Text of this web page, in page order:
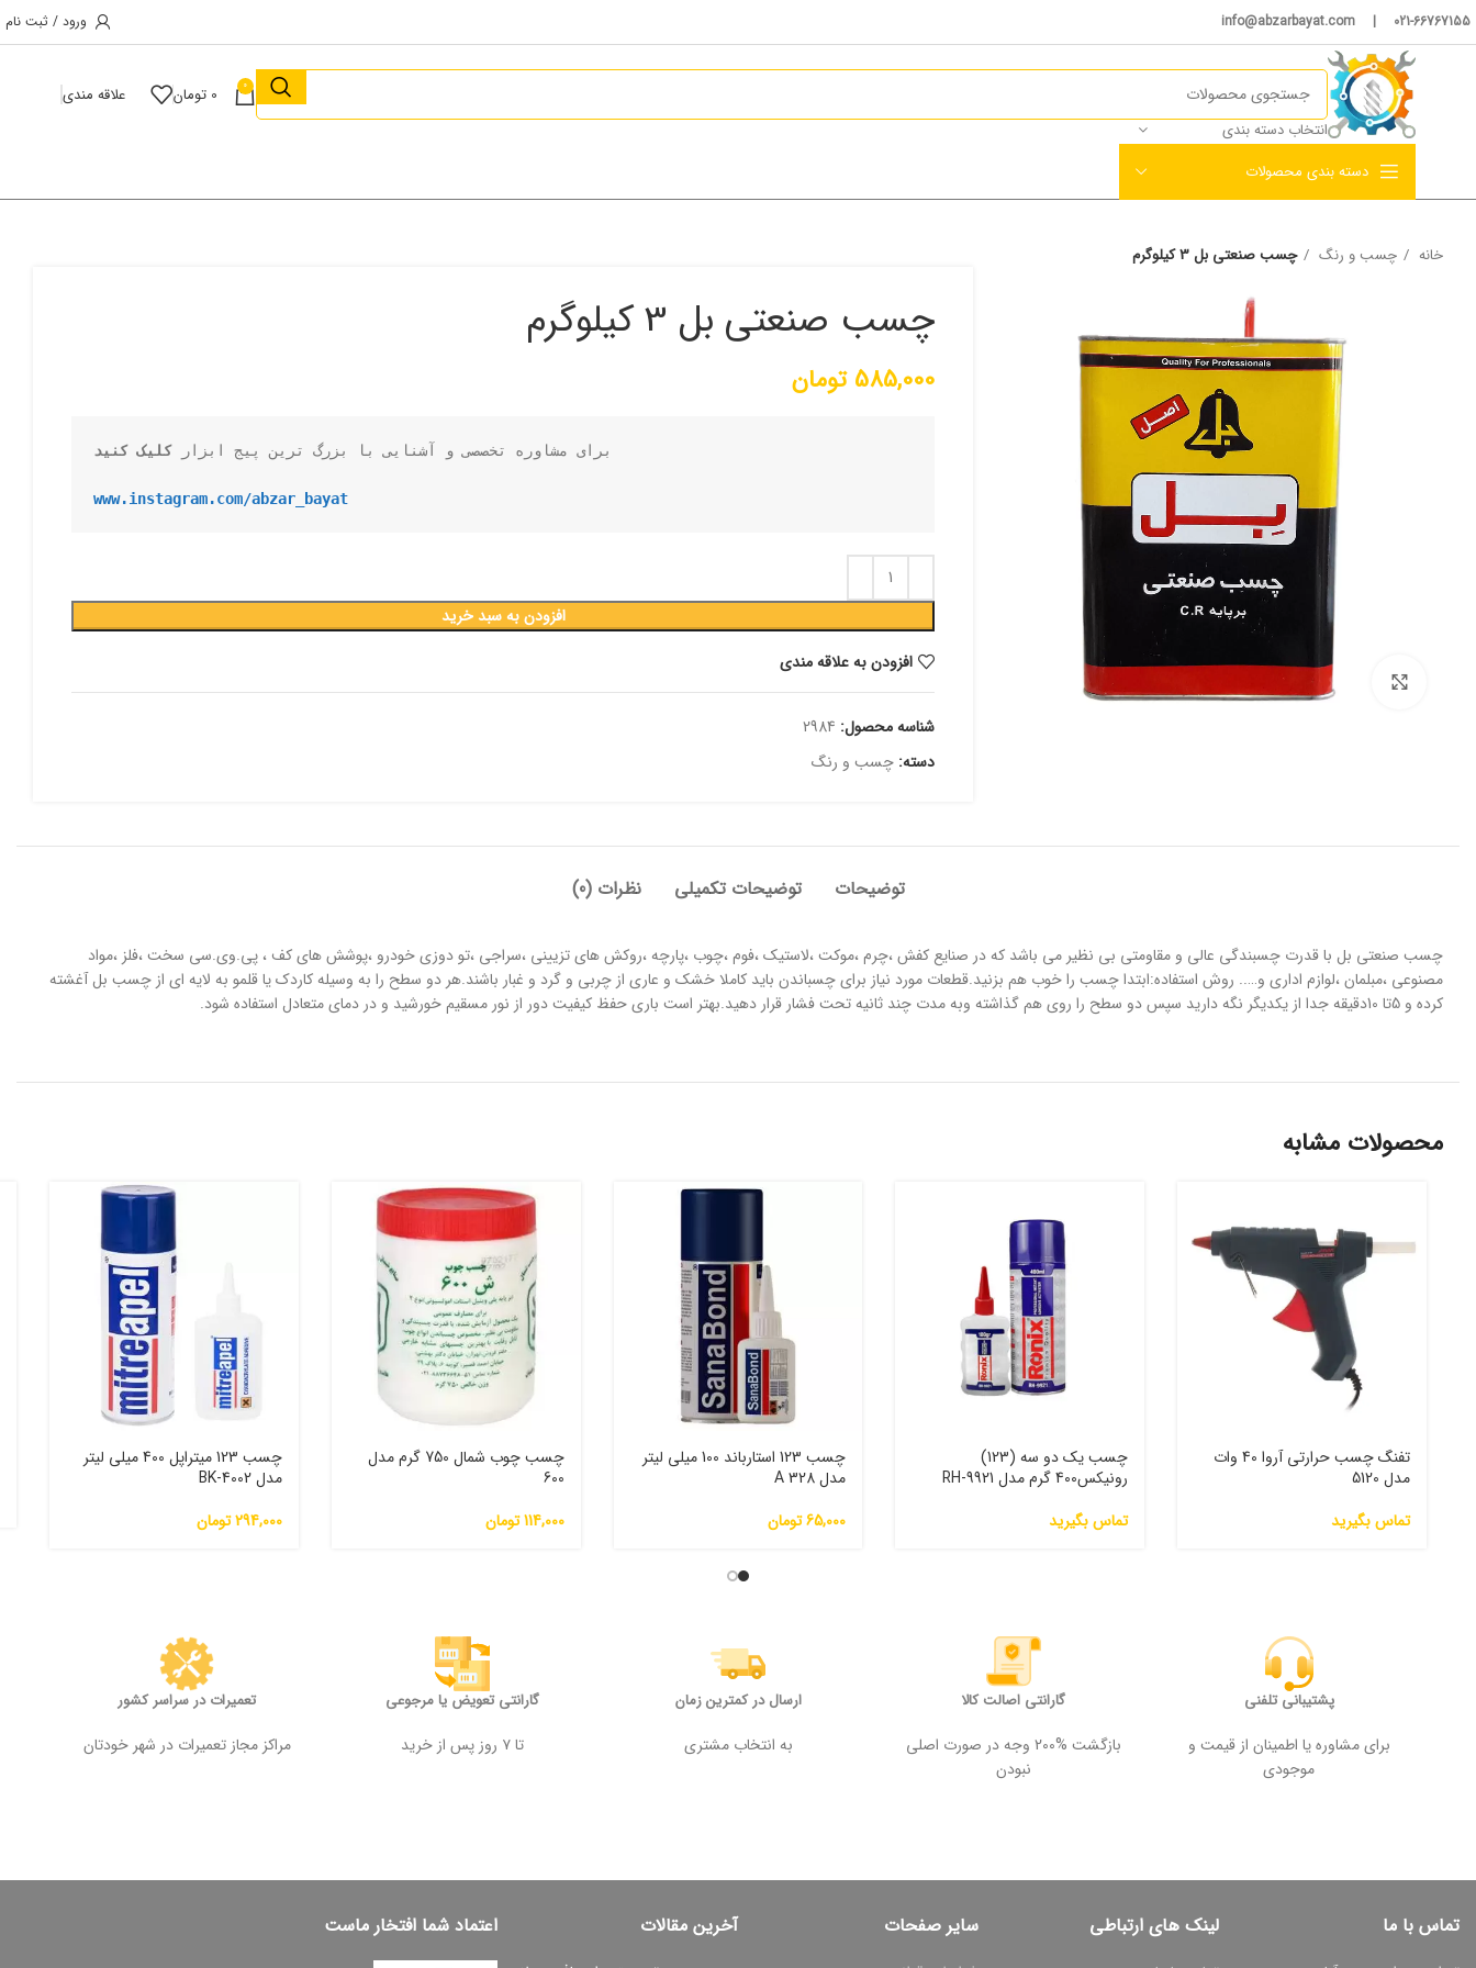
021-66767155 | info@abzarbayat.com ورود / ثبت نام
انتخاب دسته بندی
0
0 تومان علاقه مندی
دسته بندی محصولات
خانه چسب و رنگ چسب صنعتی بل 3 کیلوگرم
برای بزرگنمایی کلیک کنید
چسب صنعتی بل 3 کیلوگرم
585,000 تومان
برای مشاوره تخصصی و آشنایی با بزرگ ترین پیج ابزار کلیک کنید
www.instagram.com/abzar_bayat
افزودن به سبد خرید
افزودن به علاقه مندی
شناسه محصول: 2984
دسته: چسب و رنگ
توضیحات توضیحات تکمیلی نظرات (0)
چسب صنعتی بل با قدرت چسبندگی عالی و مقاومتی بی نظیر می باشد که در صنایع کفش ،چرم ،موکت ،لاستیک ،فوم ،چوب ،پارچه ،روکش های تزیینی ،سراجی ،تو دوزی خودرو ،پوشش های کف ، پی.وی.سی سخت ،فلز ،مواد
مصنوعی ،مبلمان ،لوازم اداری و….. روش استفاده:ابتدا چسب را خوب هم بزنید.قطعات مورد نیاز برای چسباندن باید کاملا خشک و عاری از چربی و گرد و غبار باشند.هر دو سطح را به وسیله کاردک یا قلمو به لایه ای از چسب بل آغشته
کرده و 5تا 10دقیقه جدا از یکدیگر نگه دارید سپس دو سطح را روی هم گذاشته وبه مدت چند ثانیه تحت فشار قرار دهید.بهتر است باری حفظ کیفیت دور از نور مسقیم خورشید و در دمای متعادل استفاده شود.
محصولات مشابه
تفنگ چسب حرارتی آروا 40 وات
مدل 5120
تماس بگیرید
چسب یک دو سه (123)
رونیکس400 گرم مدل RH-9921
تماس بگیرید
چسب 123 استارباند 100 میلی لیتر
مدل A 328
65,000تومان
چسب چوب شمال 750 گرم مدل
600
114,000تومان
چسب 123 میتراپل 400 میلی لیتر
مدل BK-4002
294,000تومان
پشتیبانی تلفنی
برای مشاوره یا اطمینان از قیمت و
موجودی
گارانتی اصالت کالا
بازگشت %200 وجه در صورت اصلی
نبودن
ارسال در کمترین زمان
به انتخاب مشتری
گارانتی تعویض یا مرجوعی
تا ۷ روز پس از خرید
تعمیرات در سراسر کشور
مراکز مجاز تعمیرات در شهر خودتان
تماس با ما لینک های ارتباطی سایر صفحات آخرین مقالات اعتماد شما افتخار ماست